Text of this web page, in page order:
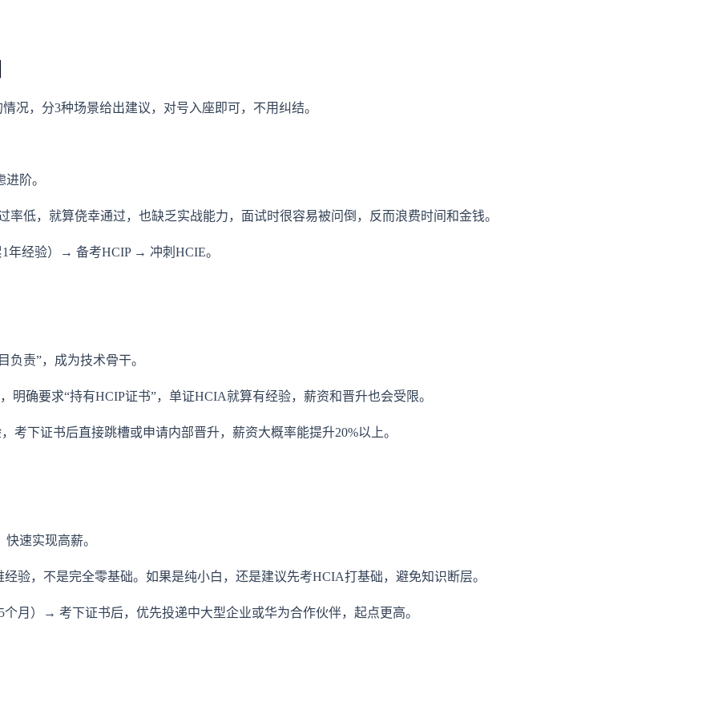
况，分3种场景给出建议，对号入座即可，不用纠结。
阶。
低，就算侥幸通过，也缺乏实战能力，面试时很容易被问倒，反而浪费时间和金钱。
年经验）→ 备考HCIP → 冲刺HCIE。
负责”，成为技术骨干。
确要求“持有HCIP证书”，单证HCIA就算有经验，薪资和晋升也会受限。
考下证书后直接跳槽或申请内部晋升，薪资大概率能提升20%以上。
速实现高薪。
验，不是完全零基础。如果是纯小白，还是建议先考HCIA打基础，避免知识断层。
月）→ 考下证书后，优先投递中大型企业或华为合作伙伴，起点更高。